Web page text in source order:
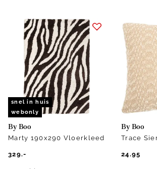
snel in huis
webonly
By Boo
Marty 190x290 Vloerkleed
329.-
By Boo
Trace
24.95